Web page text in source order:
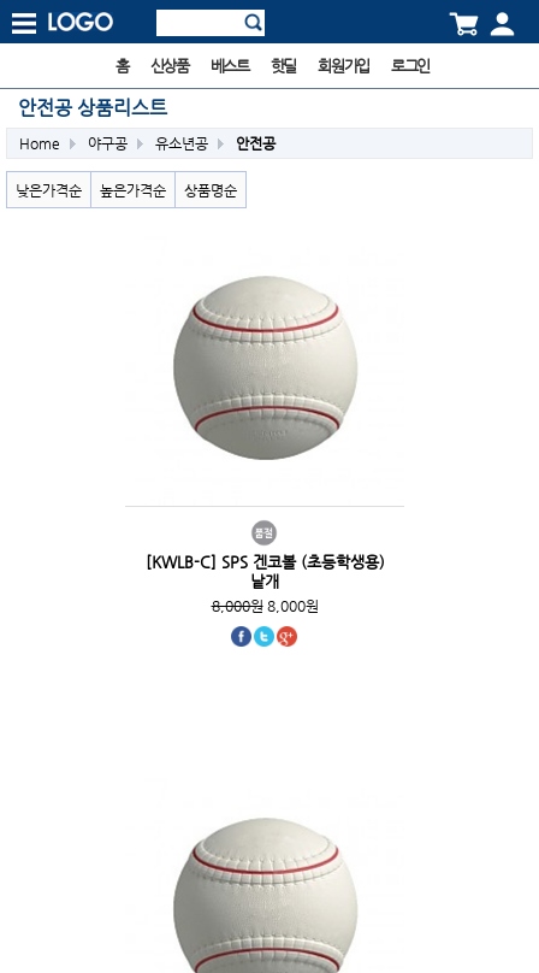
홈 신상품 베스트 핫딜 회원가입 로그인
안전공 상품리스트
Home 야구공 유소년공 안전공
낮은가격순 높은가격순 상품명순
[KWLB-C] SPS 겐코볼 (초등학생용)
낱개
8,000원8,000원